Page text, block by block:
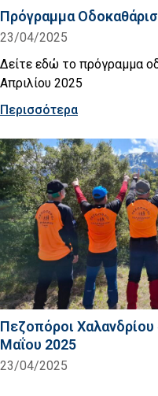
Πρόγραμμα
23/04/2025
Δείτε εδώ το πρόγραμμα
Απριλίου 2025
Περισσότερα
Πεζοπόροι Χαλανδρίου
Μαΐου 2025
23/04/2025